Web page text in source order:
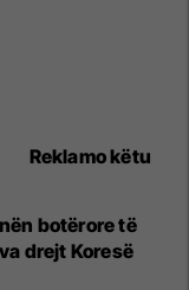
Reklamo këtu
botërore të
drejt Koresë